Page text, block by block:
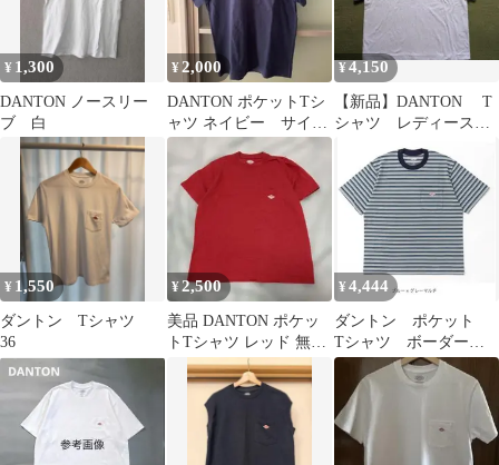
¥ 1,300
DANTON ノースリー
ブ 白
¥2,000
DANTON ポケットTシ
ャツ ネイビー サイズ
36
¥4,150
【新品】DANTON T
シャツ レディースM
サイズ サックスブル
¥ 1,550
ダントン Tシャツ
36
¥2,500
美品 DANTON ポケッ
トTシャツ レッド 無地
¥ 4,444
ダントン ポケット
Tシャツ ボーダー
ブルー×グレーマルチ
新品